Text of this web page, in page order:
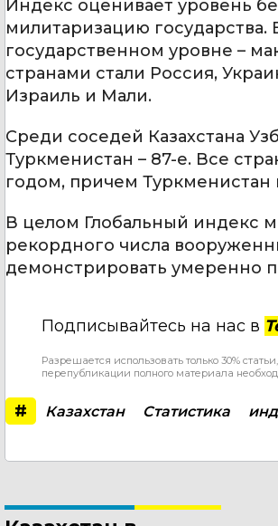
Индекс оценивает уровень
милитаризацию государства.
государственном уровне –
странами стали Россия,
Израиль и Мали.
Среди соседей Казахстана
Туркменистан – 87-е. Все
годом, причем
В целом Глобальный индекс
рекордного числа
демонстрировать умеренно
Подписывайтесь на нас в
Разрешается использовать только 30%
перепубликации полного материала
# Казахстан Статистика